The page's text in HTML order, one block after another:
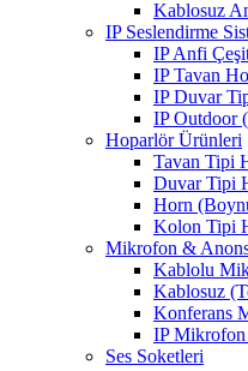
Kablosuz
IP Seslendirme
IP Anfi
IP Tavan
IP Duvar
IP Outdoor
Hoparlör Ürünleri
Tavan Tipi
Duvar Tipi
Horn
Kolon Tipi
Mikrofon &
Kablolu
Kablosuz
Konferans
IP
Ses Soketleri